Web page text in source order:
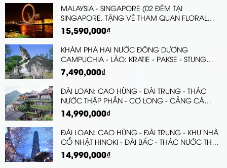
MALAYSIA - SINGAPORE (02 ĐÊM TẠI
SINGAPORE, TẶNG VÉ THAM QUAN FLORAL
FANTASY DOME)
15,590,000₫
KHÁM PHÁ HAI NƯỚC ĐÔNG DƯƠNG
CAMPUCHIA - LÀO: KRATIE - PAKSE - STUNG
TRENG | MÙNG 5 TẾT
7,490,000₫
ĐÀI LOAN: CAO HÙNG - ĐÀI TRUNG - THÁC
NƯỚC THẬP PHẦN - CƠ LONG - CẢNG CÁ
“TRIỆU LIKE” ZHENG BIN - CÔNG VIÊN ĐẢO
HEPING ISLAND - ĐÀI BẮC - KHU NHÀ CỔ
BOPILIAO - TẶNG TRÀ SỮA
14,990,000₫
ĐÀI LOAN: CAO HÙNG - ĐÀI TRUNG - KHU NHÀ
CỔ NHẬT HINOKI - ĐÀI BẮC - THÁC NƯỚC THẬP
PHẦN
14,990,000₫